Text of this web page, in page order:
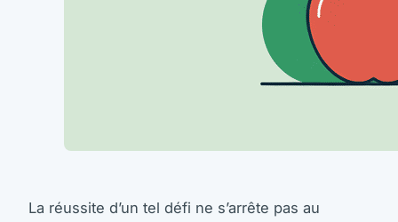
La réussite d’un tel défi ne s’arrête pas au